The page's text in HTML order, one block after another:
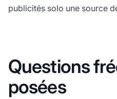
publicités solo une source
Questions
posées